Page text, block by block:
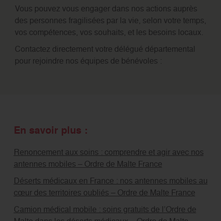
Vous pouvez vous engager dans nos actions auprès
des personnes fragilisées par la vie, selon votre temps,
vos compétences, vos souhaits, et les besoins locaux.
Contactez directement votre délégué départemental
pour rejoindre nos équipes de bénévoles :
En savoir plus :
Renoncement aux soins : comprendre et agir avec nos
antennes mobiles – Ordre de Malte France
Déserts médicaux en France : nos antennes mobiles au
cœur des territoires oubliés – Ordre de Malte France
Camion médical mobile : soins gratuits de l’Ordre de